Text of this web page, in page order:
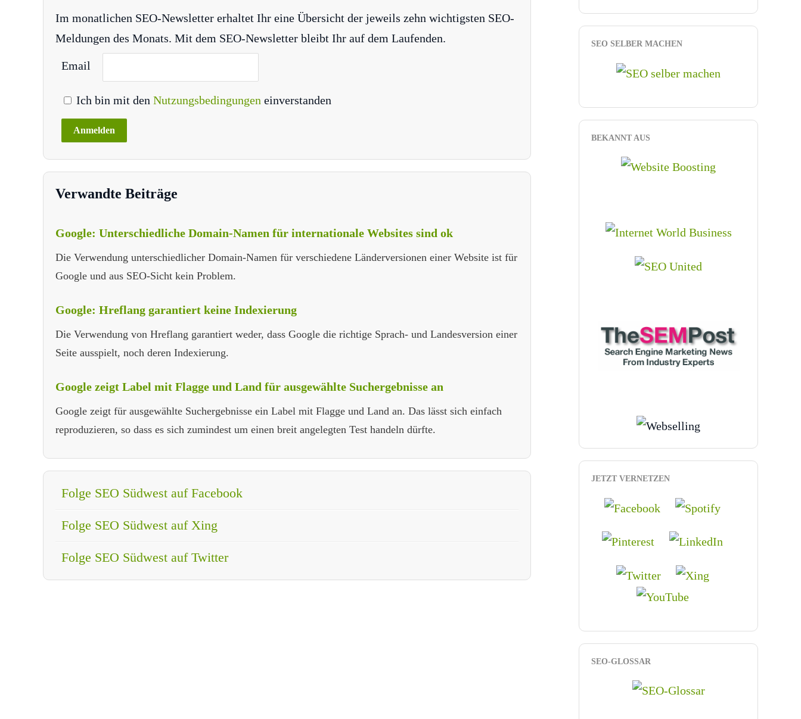
Im monatlichen SEO-Newsletter erhaltet Ihr eine Übersicht der jeweils zehn wichtigsten SEO-
Meldungen des Monats. Mit dem SEO-Newsletter bleibt Ihr auf dem Laufenden.
Email
Ich bin mit den Nutzungsbedingungen einverstanden
Verwandte Beiträge
Google: Unterschiedliche Domain-Namen für internationale Websites sind ok
Die Verwendung unterschiedlicher Domain-Namen für verschiedene Länderversionen einer Website ist für
Google und aus SEO-Sicht kein Problem.
Google: Hreflang garantiert keine Indexierung
Die Verwendung von Hreflang garantiert weder, dass Google die richtige Sprach- und Landesversion einer
Seite ausspielt, noch deren Indexierung.
Google zeigt Label mit Flagge und Land für ausgewählte Suchergebnisse an
Google zeigt für ausgewählte Suchergebnisse ein Label mit Flagge und Land an. Das lässt sich einfach
reproduzieren, so dass es sich zumindest um einen breit angelegten Test handeln dürfte.
Folge SEO Südwest auf Facebook
Folge SEO Südwest auf Xing
Folge SEO Südwest auf Twitter
SEO SELBER MACHEN
BEKANNT AUS
JETZT VERNETZEN
SEO-GLOSSAR